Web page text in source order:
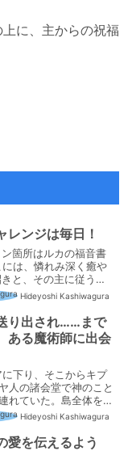
に、主からの祝福
レンジは毎日！
箇所はルカの福音書
は、憐れみ深く癒や
と、その主に従う者
されています。1－2
･･･・水腫をわずらっ
3節 「イエスは、律
Hideyoshi Kashiwagura
り出され……まで
ある魔術師に出会
下り、そこからキプ
人の諸会堂で神のこと
れていた。島全体を巡
出会った。バ...
Hideyoshi Kashiwagura
愛を伝えるよう